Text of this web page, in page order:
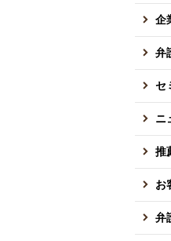
企
弁
セ
ニ
推
お
弁